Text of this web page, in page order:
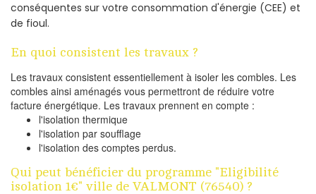
conséquentes sur votre consommation d'énergie (CEE) et
de fioul.
En quoi consistent les travaux ?
Les travaux consistent essentiellement à isoler les combles. Les
combles ainsi aménagés vous permettront de réduire votre
facture énergétique. Les travaux prennent en compte :
l'isolation thermique
l'isolation par soufflage
l'isolation des comptes perdus.
Qui peut bénéficier du programme "Eligibilité
isolation 1€" ville de VALMONT (76540) ?